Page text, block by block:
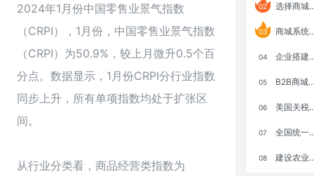
2024年1月份中国零售业景气指数
（CRPI），1月份，中国零售业景气指数
（CRPI）为50.9%，较上月微升0.5个百
分点。数据显示，1月份CRPI分行业指数
同步上升，所有单项指数均处于扩张区
间。
从行业分类看，商品经营类指数为
02 选择商城系统要考虑哪些问题？
03 商城系统如何打通跨境电商模式？
04 企业搭建积分商城系统要注意什么？
05 B2B商城系统搭建：开发语言、功能、优势分析
06 美国关税政策冲击全球电商格局：五大类平台受重创，转型与自救成关键
07 全国统一大市场：电商如何掘金新蓝海？
08 建设农业强国，网上商城来助力！